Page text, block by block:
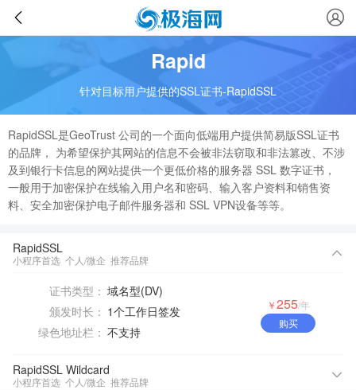
Rapid
针对目标用户提供的SSL证书-RapidSSL
RapidSSL是GeoTrust 公司的一个面向低端用户提供简易版SSL证书
的品牌， 为希望保护其网站的信息不会被非法窃取和非法篡改、不涉
及到银行卡信息的网站提供一个更低价格的服务器 SSL 数字证书，
一般用于加密保护在线输入用户名和密码、输入客户资料和销售资
料、安全加密保护电子邮件服务器和 SSL VPN设备等等。
RapidSSL
小程序首选 个人/微企 推荐品牌
证书类型： 域名型(DV)
颁发时长： 1个工作日签发
绿色地址栏： 不支持
￥255/年
购买
RapidSSL Wildcard
小程序首选 个人/微企 推荐品牌